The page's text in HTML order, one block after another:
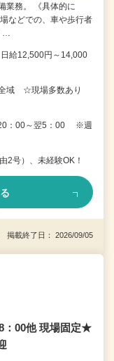
業務。 《具体的に
などでの、車や歩行者
給12,500円～14,000
域 ☆現場多数あり
20：00～翌5：00 ※週
2号）、未経験OK！
掲載終了日： 2026/09/05
：00他 現場固定★